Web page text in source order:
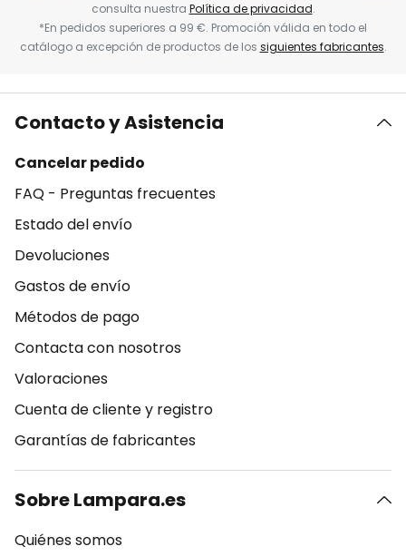
consulta nuestra Política de privacidad.
*En pedidos superiores a 99 €. Promoción válida en todo el
catálogo a excepción de productos de los siguientes fabricantes.
Contacto y Asistencia
Cancelar pedido
FAQ - Preguntas frecuentes
Estado del envío
Devoluciones
Gastos de envío
Métodos de pago
Contacta con nosotros
Valoraciones
Cuenta de cliente y registro
Garantías de fabricantes
Sobre Lampara.es
Quiénes somos